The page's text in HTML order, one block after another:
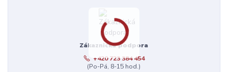
Zákaznická podpora
+420 723 384 454
(Po-Pá, 8-15 hod.)